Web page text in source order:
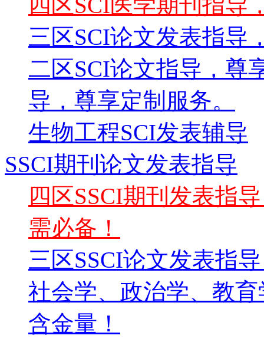
四区SCI医学期刊指导
三区SCI论文发表指导
二区SCI论文指导，尊
导，尊享定制服务。
生物工程SCI发表辅导
SSCI期刊论文发表指导
四区SSCI期刊发表指
需必备！
三区SSCI论文发表指
社会学、政治学、教
含金量！